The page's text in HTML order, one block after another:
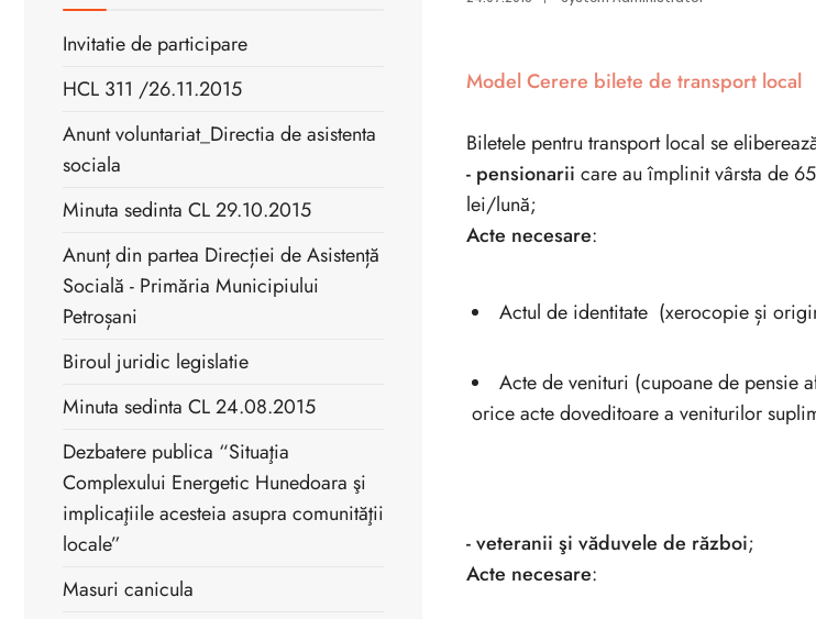
Model Cerere bilete de transport local
Biletele pentru transport local se
- pensionarii care au împlinit vârsta de
lei/lună;
Acte necesare:
Actul de identitate (xerocopie și
Acte de venituri (cupoane de pensie
orice acte doveditoare a veniturilor
- veteranii şi văduvele de război;
Acte necesare:
Invitatie de participare
HCL 311 /26.11.2015
Anunt voluntariat_Directia de asistenta
sociala
Minuta sedinta CL 29.10.2015
Anunț din partea Direcției de Asistență
Socială - Primăria Municipiului
Petroșani
Biroul juridic legislatie
Minuta sedinta CL 24.08.2015
Dezbatere publica “Situaţia
Complexului Energetic Hunedoara şi
implicaţiile acesteia asupra comunităţii
locale”
Masuri canicula